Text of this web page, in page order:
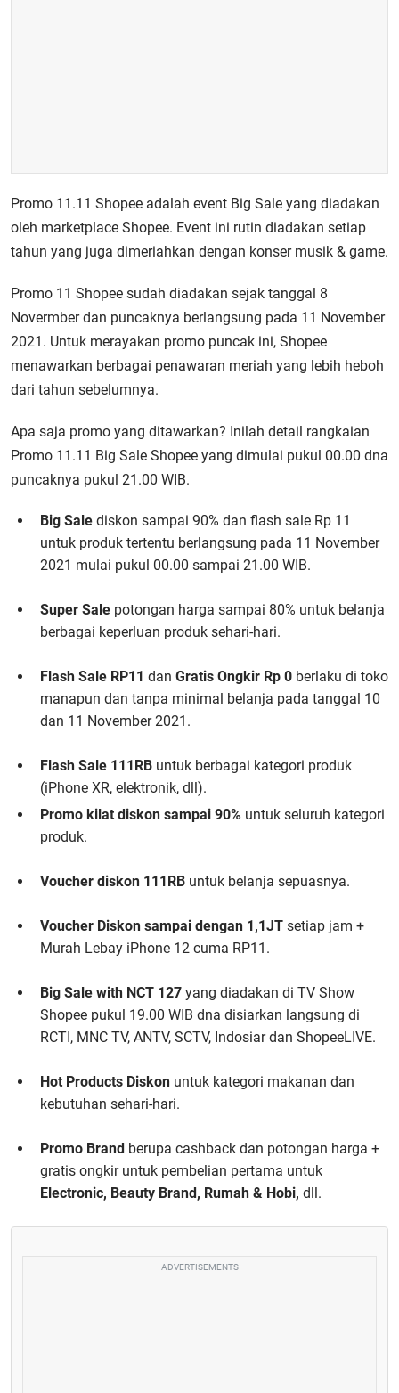
Promo 11.11 Shopee adalah event Big Sale yang diadakan
oleh marketplace Shopee. Event ini rutin diadakan setiap
tahun yang juga dimeriahkan dengan konser musik & game.
Promo 11 Shopee sudah diadakan sejak tanggal 8
Novermber dan puncaknya berlangsung pada 11 November
2021. Untuk merayakan promo puncak ini, Shopee
menawarkan berbagai penawaran meriah yang lebih heboh
dari tahun sebelumnya.
Apa saja promo yang ditawarkan? Inilah detail rangkaian
Promo 11.11 Big Sale Shopee yang dimulai pukul 00.00 dna
puncaknya pukul 21.00 WIB.
Big Sale diskon sampai 90% dan flash sale Rp 11
untuk produk tertentu berlangsung pada 11 November
2021 mulai pukul 00.00 sampai 21.00 WIB.
Super Sale potongan harga sampai 80% untuk belanja
berbagai keperluan produk sehari-hari.
Flash Sale RP11 dan Gratis Ongkir Rp 0 berlaku di toko
manapun dan tanpa minimal belanja pada tanggal 10
dan 11 November 2021.
Flash Sale 111RB untuk berbagai kategori produk
(iPhone XR, elektronik, dll).
Promo kilat diskon sampai 90% untuk seluruh kategori
produk.
Voucher diskon 111RB untuk belanja sepuasnya.
Voucher Diskon sampai dengan 1,1JT setiap jam +
Murah Lebay iPhone 12 cuma RP11.
Big Sale with NCT 127 yang diadakan di TV Show
Shopee pukul 19.00 WIB dna disiarkan langsung di
RCTI, MNC TV, ANTV, SCTV, Indosiar dan ShopeeLIVE.
Hot Products Diskon untuk kategori makanan dan
kebutuhan sehari-hari.
Promo Brand berupa cashback dan potongan harga +
gratis ongkir untuk pembelian pertama untuk
Electronic, Beauty Brand, Rumah & Hobi, dll.
ADVERTISEMENTS